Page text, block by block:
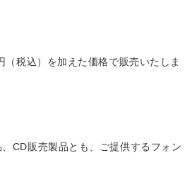
（税込）を加えた価格で販売いたしま
CD販売製品とも、ご提供するフォン